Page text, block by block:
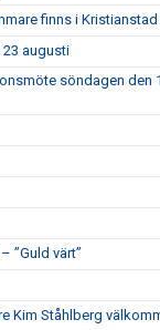
finns i Kristianstad
augusti
söndagen den
”Guld värt”
Kim Ståhlberg